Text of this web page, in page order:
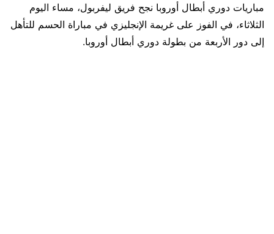
مباريات دوري أبطال أوروبا نجح فريق ليفربول، مساء اليوم
الثلاثاء، في الفوز على غريمة الإنجليزي في مباراة الحسم للتأهل
إلى دور الأربعة من بطولة دوري أبطال أوروبا.